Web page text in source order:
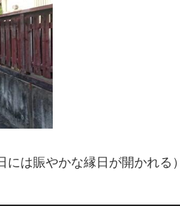
は賑やかな縁日が開かれる）